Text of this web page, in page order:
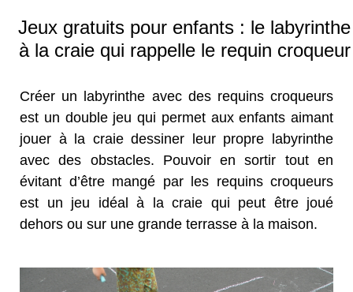
Jeux gratuits pour enfants : le labyrinthe
à la craie qui rappelle le requin croqueur
Créer un labyrinthe avec des requins croqueurs
est un double jeu qui permet aux enfants aimant
jouer à la craie dessiner leur propre labyrinthe
avec des obstacles. Pouvoir en sortir tout en
évitant d’être mangé par les requins croqueurs
est un jeu idéal à la craie qui peut être joué
dehors ou sur une grande terrasse à la maison.